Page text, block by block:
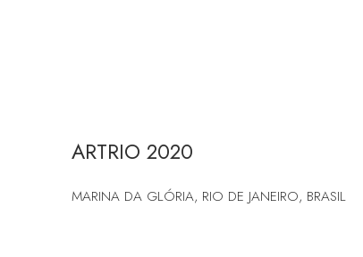
ARTRIO 2020
MARINA DA GLÓRIA, RIO DE JANEIRO, BRASIL